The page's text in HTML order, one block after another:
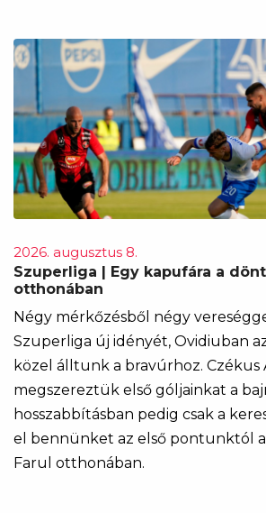
2026. augusztus 8.
Szuperliga | Egy kapufára a
otthonában
Négy mérkőzésből négy
Szuperliga új idényét, Ovidiuban
közel álltunk a bravúrhoz. Czékus
megszereztük első góljainkat a
hosszabbításban pedig csak a
el bennünket az első pontunktól a
Farul otthonában.